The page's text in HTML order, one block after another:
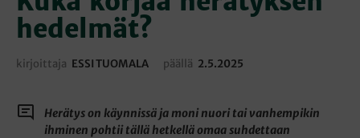
hedelmät?
kirjoittaja ESSI TUOMALA päällä 2.5.2025
Herätys on käynnissä ja moni nuori tai vanhempikin
ihminen pohtii tällä hetkellä omaa suhdettaan